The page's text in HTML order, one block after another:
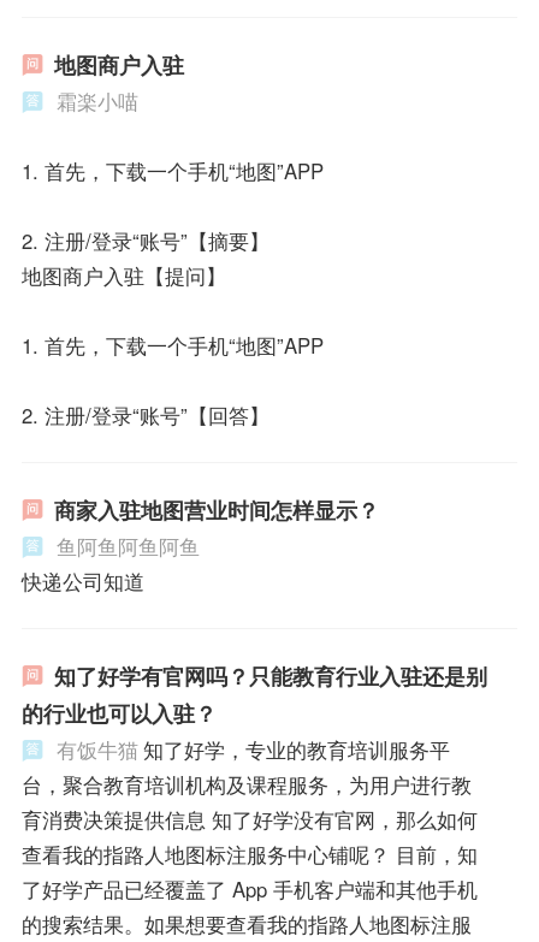
地图商户入驻
霜楽小喵
1. 首先，下载一个手机“地图”APP
2. 注册/登录“账号”【摘要】
地图商户入驻【提问】
1. 首先，下载一个手机“地图”APP
2. 注册/登录“账号”【回答】
商家入驻地图营业时间怎样显示？
鱼阿鱼阿鱼阿鱼
快递公司知道
知了好学有官网吗？只能教育行业入驻还是别
的行业也可以入驻？
有饭牛猫知了好学，专业的教育培训服务平
台，聚合教育培训机构及课程服务，为用户进行教
育消费决策提供信息 知了好学没有官网，那么如何
查看我的指路人地图标注服务中心铺呢？ 目前，知
了好学产品已经覆盖了 App 手机客户端和其他手机
的搜索结果。如果想要查看我的指路人地图标注服